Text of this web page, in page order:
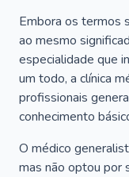
Embora os termos
ao mesmo
especialidade que
um todo, a clínica
profissionais
conhecimento
O médico
mas não optou por